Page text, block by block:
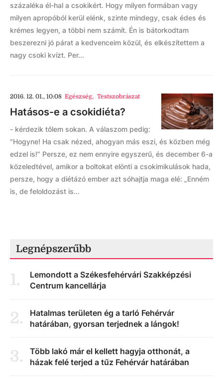
százaléka él-hal a csokikért. Hogy milyen formában vagy
milyen apropóból kerül elénk, szinte mindegy, csak édes és
krémes legyen, a többi nem számít. Én is bátorkodtam
beszerezni jó párat a kedvenceim közül, és elkészítettem a
nagy csoki kvízt. Per...
2016. 12. 01., 10:08 Egészség, Testszobrászat
Hatásos-e a csokidiéta?
- kérdezik tőlem sokan. A válaszom pedig:
"Hogyne! Ha csak nézed, ahogyan más eszi, és közben még
edzel is!” Persze, ez nem ennyire egyszerű, és december 6-a
közeledtével, amikor a boltokat elönti a csokimikulások hada,
persze, hogy a diétázó ember azt sóhajtja maga elé: „Enném
is, de feloldozást is...
Legnépszerűbb
1.
Lemondott a Székesfehérvári Szakképzési
Centrum kancellárja
2.
Hatalmas területen ég a tarló Fehérvár
határában, gyorsan terjednek a lángok!
3.
Több lakó már el kellett hagyja otthonát, a
házak felé terjed a tűz Fehérvár határában